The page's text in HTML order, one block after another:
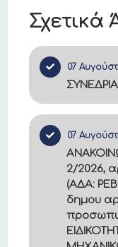
Σχετικά
07
07
2/2026,
(ΑΔΑ:
δημου